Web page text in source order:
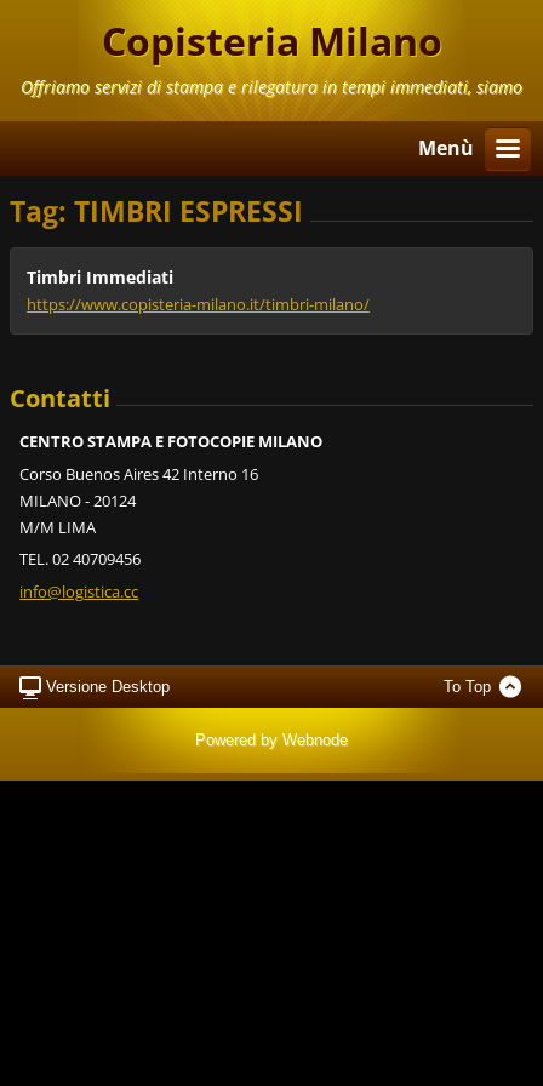
Copisteria Milano
Offriamo servizi di stampa e rilegatura in tempi immediati, siamo
aperti anche il Sabato e la Domenica
Menù
Tag: TIMBRI ESPRESSI
Timbri Immediati
https://www.copisteria-milano.it/timbri-milano/
Contatti
CENTRO STAMPA E FOTOCOPIE MILANO
Corso Buenos Aires 42 Interno 16
MILANO - 20124
M/M LIMA
TEL. 02 40709456
info@logistica.cc
Versione Desktop To Top
Powered by Webnode